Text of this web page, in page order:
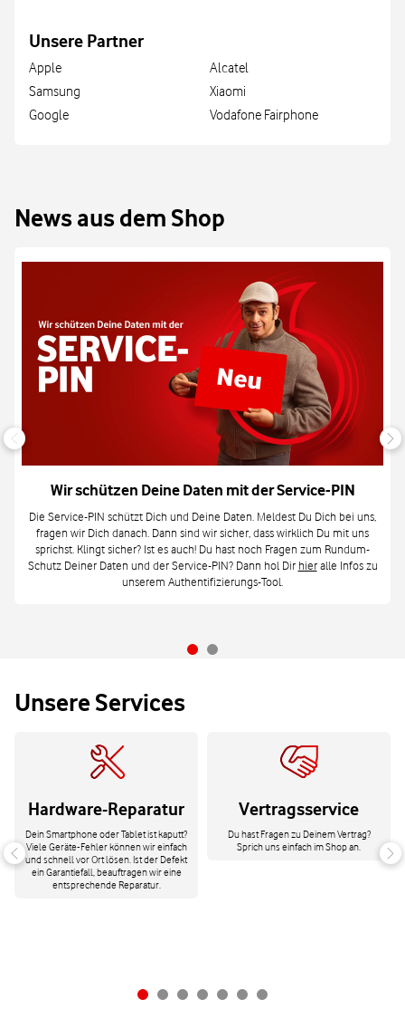
Unsere Partner
Apple
Samsung
Google
Alcatel
Xiaomi
Vodafone Fairphone
News aus dem Shop
Wir schützen Deine Daten mit der Service-PIN
Die Service-PIN schützt Dich und Deine Daten. Meldest Du Dich bei uns,
fragen wir Dich danach. Dann sind wir sicher, dass wirklich Du mit uns
sprichst. Klingt sicher? Ist es auch! Du hast noch Fragen zum Rundum-
Schutz Deiner Daten und der Service-PIN? Dann hol Dir hieralle Infos zu
unserem Authentifizierungs-Tool.
Unsere Services
Hardware-Reparatur
Dein Smartphone oder Tablet ist kaputt?
Viele Geräte-Fehler können wir einfach
und schnell vor Ort lösen. Ist der Defekt
ein Garantiefall, beauftragen wir eine
entsprechende Reparatur.
Vertragsservice
Du hast Fragen zu Deinem Vertrag?
Sprich uns einfach im Shop an.